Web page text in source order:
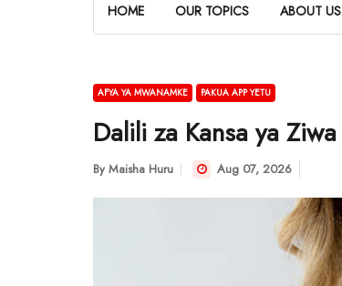
HOME OUR TOPICS ABOUT US
AFYA YA MWANAMKE PAKUA APP YETU
Dalili za Kansa ya Ziwa
By Maisha Huru Aug 07, 2026